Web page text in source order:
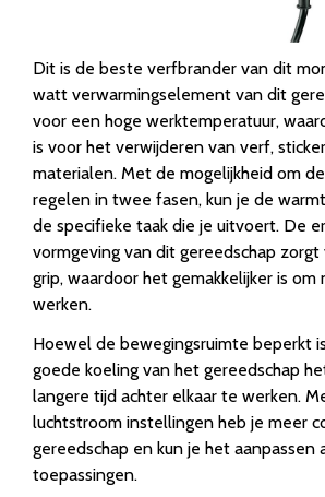
Dit is de beste verfbrander van dit
watt verwarmingselement van dit
voor een hoge werktemperatuur,
is voor het verwijderen van verf,
materialen. Met de mogelijkheid om
regelen in twee fasen, kun je de
de specifieke taak die je uitvoert. De
vormgeving van dit gereedschap
grip, waardoor het gemakkelijker is om
werken.
Hoewel de bewegingsruimte beperkt
goede koeling van het gereedschap
langere tijd achter elkaar te werken.
luchtstroom instellingen heb je meer
gereedschap en kun je het aanpassen
toepassingen.